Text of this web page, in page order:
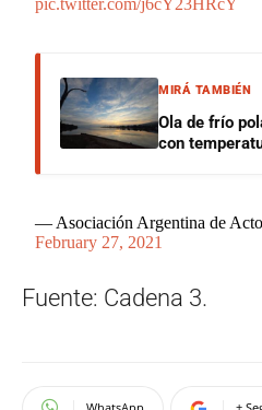
MIRÁ TAMBIÉN
Ola de frío
con
— Asociación Argentina de
February 27, 2021
Fuente: Cadena 3.